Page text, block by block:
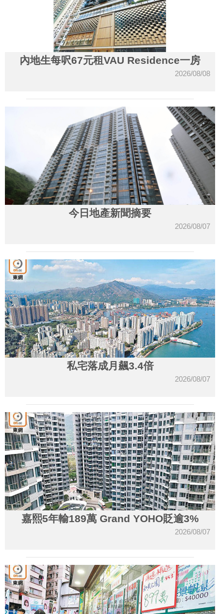
內地生每呎67元租VAU Residence一房
2026/08/08
今日地產新聞摘要
2026/08/07
私宅落成月飆3.4倍
2026/08/07
嘉熙5年輸189萬 Grand YOHO貶逾3%
2026/08/07